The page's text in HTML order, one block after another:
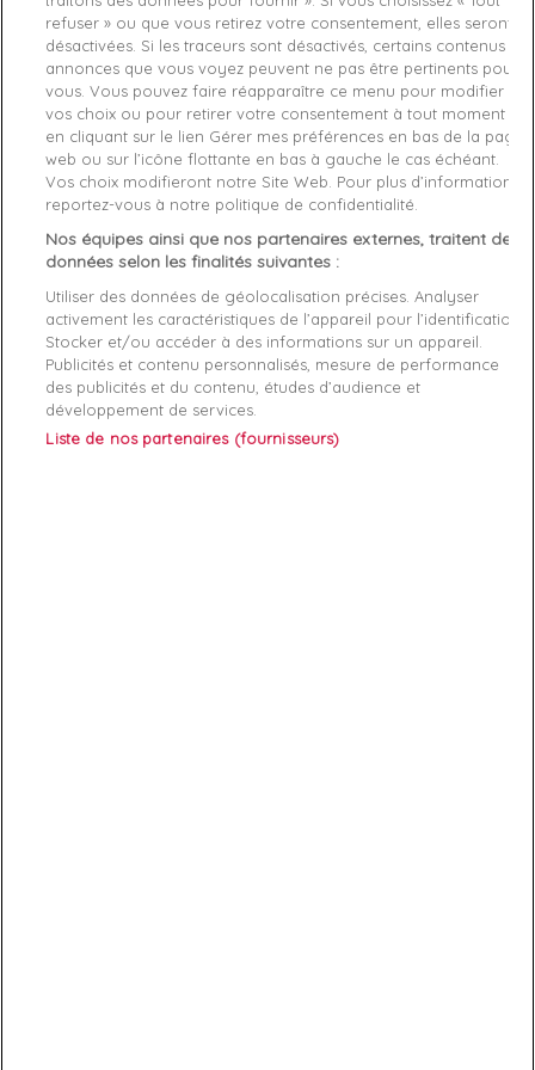
Livraison gratuite *
Retours sous 100 jours
Produit certifié authentique
Caractéristiques produit
Description Détails du produit Fabriquant
Unportefeuille Guess élégant et fonctionnel, idéal pour
transporter vos cartes, billets et pièces avec style au
quotidien.
Portefeuille mini G Elite Guess•Portefeuille femme cuir
véritable•Portefeuille compact logo G •Portefeuille Guess
original
refuser » ou que vous retirez votre consentement, elles seront
désactivées. Si les traceurs sont désactivés, certains contenus et
annonces que vous voyez peuvent ne pas être pertinents pour
vous. Vous pouvez faire réapparaître ce menu pour modifier
vos choix ou pour retirer votre consentement à tout moment
en cliquant sur le lien Gérer mes préférences en bas de la page
web ou sur l’icône flottante en bas à gauche le cas échéant.
Vos choix modifieront notre Site Web. Pour plus d’informations,
reportez-vous à notre politique de confidentialité.
Nos équipes ainsi que nos partenaires externes, traitent des
données selon les finalités suivantes :
Utiliser des données de géolocalisation précises. Analyser
activement les caractéristiques de l’appareil pour l’identification.
Stocker et/ou accéder à des informations sur un appareil.
Publicités et contenu personnalisés, mesure de performance
des publicités et du contenu, études d’audience et
développement de services.
Liste de nos partenaires (fournisseurs)